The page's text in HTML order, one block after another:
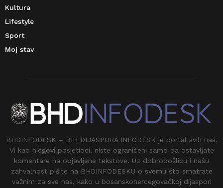
Kultura
Lifestyle
Sport
Moj stav
BHDINFODESK – BIH DIJASPORA INFODESK je portal svih nas.
Vi kao njegovi posjetioci, niste ograničeni samo da ostavljate
komentare na objavljene tekstove. Uz dobrodošlicu i našu
zahvalnost pišite na BHDINFODESKU o svemu što smatrate
važnim za sve nas, kako u bosanskohercegovačkoj dijaspori